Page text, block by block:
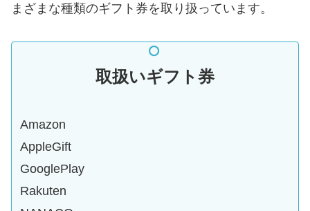
まざまな種類のギフト券を取り扱っています。
取扱いギフト券
Amazon
AppleGift
GooglePlay
Rakuten